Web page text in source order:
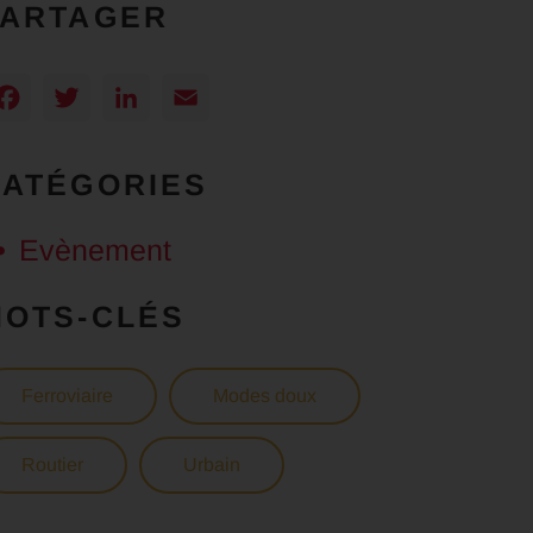
Facebook
TwitterLinkedIn
Evènement
CLÉS
Ferroviaire Modes doux
Routier Urbain